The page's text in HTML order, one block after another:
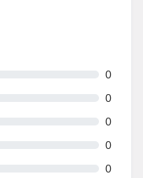
0
0
0
0
0